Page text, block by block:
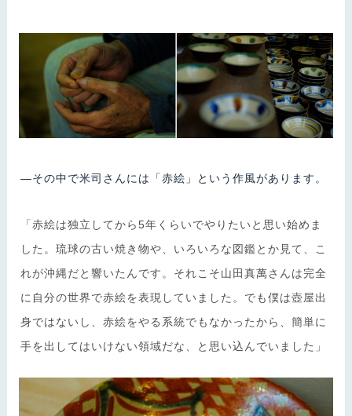
―その中で米司さんには「赤絵」という作風があります。
「赤絵は独立してから5年くらいでやりたいと思い始めま
した。琉球の古い焼き物や、いろいろな図鑑とか見て、こ
れが沖縄だと響いたんです。それこそ山田真萬さんは完全
に自分の世界で赤絵を表現していました。でも僕は壺屋出
身ではないし、赤絵をやる系統でもなかったから、簡単に
手を出してはいけない領域だな、と思い込んでいました」